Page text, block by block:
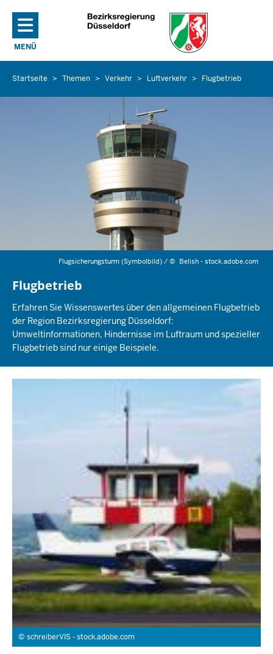
Direkt zum Inhalt
MENÜ
NAVIGATION AKTIVIEREN/DEAKTIVIEREN: HAUPTMENÜ
Sie
befinden
Startseite Themen Verkehr Luftverkehr Flugbetrieb
Flugsicherungsturm (Symbolbild) /© Belish - stock.adobe.com
Flugbetrieb
Erfahren Sie Wissenswertes über den allgemeinen Flugbetrieb
der Region Bezirksregierung Düsseldorf:
Umweltinformationen, Hindernisse im Luftraum und spezieller
Flugbetrieb sind nur einige Beispiele.
schreiberVIS - stock.adobe.com